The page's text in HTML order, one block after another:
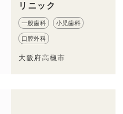
リニック
一般歯科 小児歯科
口腔外科
大阪府高槻市